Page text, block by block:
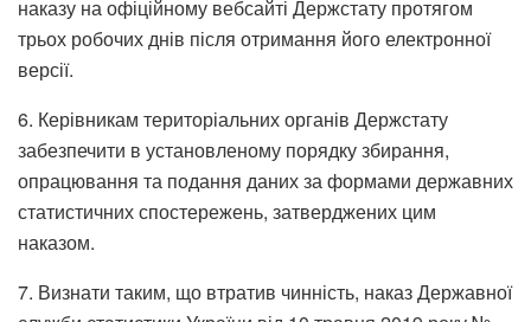
наказу на офіційному вебсайті Держстату протягом
трьох робочих днів після отримання його електронної
версії.
6. Керівникам територіальних органів Держстату
забезпечити в установленому порядку збирання,
опрацювання та подання даних за формами державних
статистичних спостережень, затверджених цим
наказом.
7. Визнати таким, що втратив чинність, наказ Державної